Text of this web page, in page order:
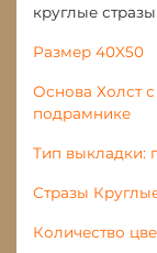
круглые
Размер 40X50
Основа Холст
подрамнике
Тип выкладки:
Стразы
Количество